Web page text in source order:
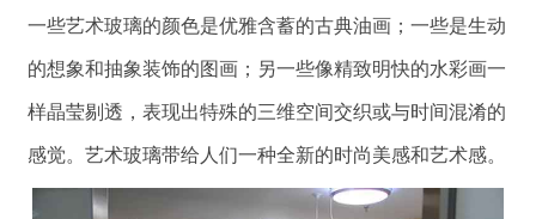
一些艺术玻璃的颜色是优雅含蓄的古典油画；一些是生动
的想象和抽象装饰的图画；另一些像精致明快的水彩画一
样晶莹剔透，表现出特殊的三维空间交织或与时间混淆的
感觉。艺术玻璃带给人们一种全新的时尚美感和艺术感。